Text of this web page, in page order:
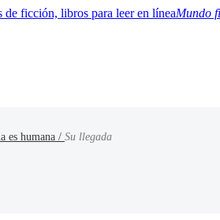
Mundo
es humana / Su llegada